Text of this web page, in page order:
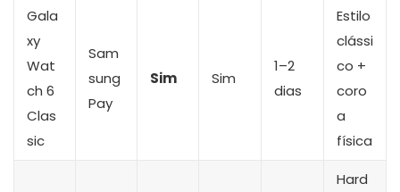
Gala
xy
Wat
ch 6
Clas
sic
Sam
sung
Pay
Sim Sim
1–2
dias
Estilo
clássi
co +
coro
a
física
Hard